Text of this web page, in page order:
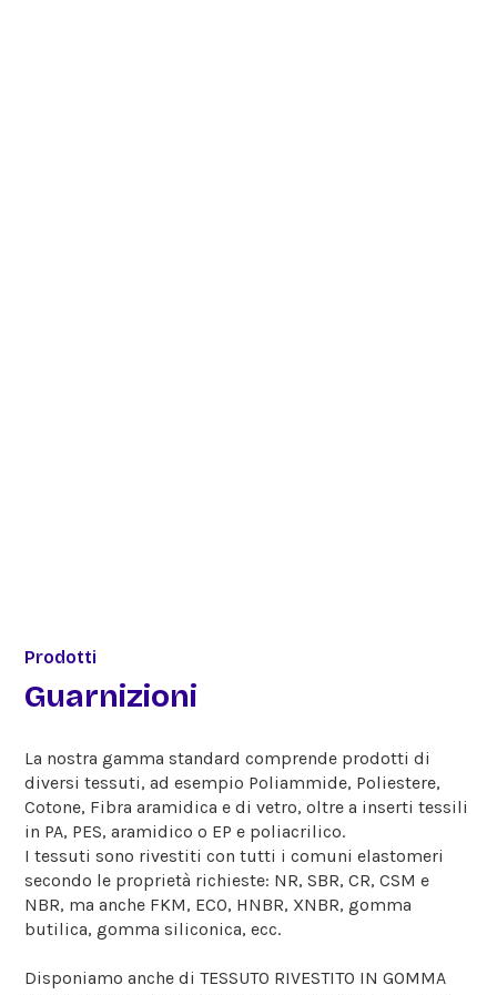
Prodotti
Guarnizioni
La nostra gamma standard comprende prodotti di
diversi tessuti, ad esempio Poliammide, Poliestere,
Cotone, Fibra aramidica e di vetro, oltre a inserti tessili
in PA, PES, aramidico o EP e poliacrilico.
I tessuti sono rivestiti con tutti i comuni elastomeri
secondo le proprietà richieste: NR, SBR, CR, CSM e
NBR, ma anche FKM, ECO, HNBR, XNBR, gomma
butilica, gomma siliconica, ecc.
Disponiamo anche di TESSUTO RIVESTITO IN GOMMA